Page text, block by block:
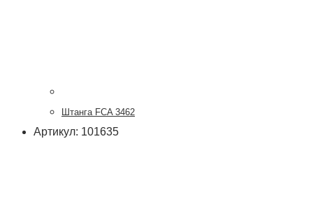
Штанга FCA 3462
Артикул: 101635